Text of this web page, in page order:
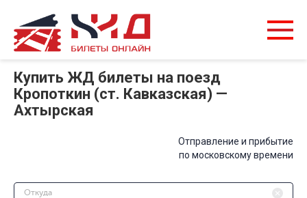
Купить ЖД билеты на поезд
Кропоткин (ст. Кавказская) —
Ахтырская
Отправление и прибытие
по московскому времени
Откуда